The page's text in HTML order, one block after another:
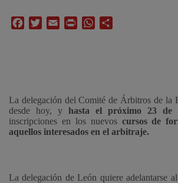
FacebookTwitterEmail Print WhatsApp
La delegación del Comité de Árbitros de la
desde hoy, y hasta el próximo 23 de
inscripciones en los nuevos cursos de
aquellos interesados en el arbitraje.
La delegación de León quiere adelantarse